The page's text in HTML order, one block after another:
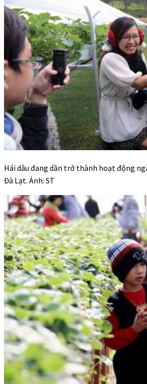
Hái dâu đang dần trở thành hoạt động
Đà Lạt. Ảnh: ST